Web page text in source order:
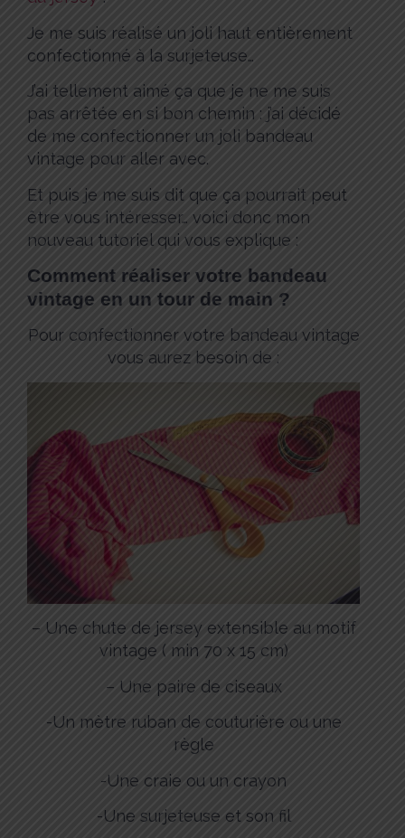
Je me suis réalisé un joli haut entièrement
confectionné à la surjeteuse…
J’ai tellement aimé ça que je ne me suis
pas arrêtée en si bon chemin : j’ai décidé
de me confectionner un joli bandeau
vintage pour aller avec.
Et puis je me suis dit que ça pourrait peut
être vous intéresser… voici donc mon
nouveau tutoriel qui vous explique :
Comment réaliser votre bandeau
vintage en un tour de main ?
Pour confectionner votre bandeau vintage
vous aurez besoin de :
– Une chute de jersey extensible au motif
vintage ( min 70 x 15 cm)
– Une paire de ciseaux
-Un mètre ruban de couturière ou une
règle
-Une craie ou un crayon
-Une surjeteuse et son fil